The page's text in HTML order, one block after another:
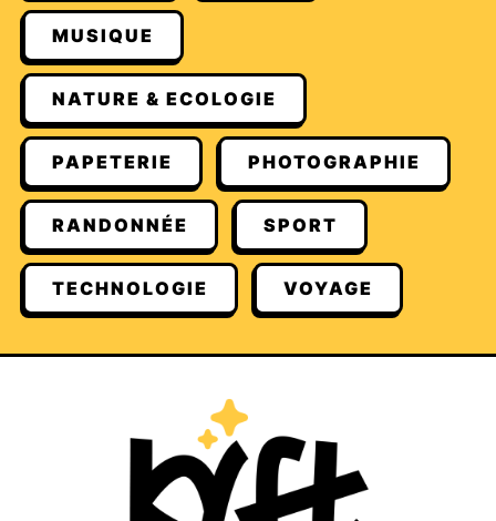
MUSIQUE
NATURE & ECOLOGIE
PAPETERIE PHOTOGRAPHIE
RANDONNÉE SPORT
TECHNOLOGIE VOYAGE